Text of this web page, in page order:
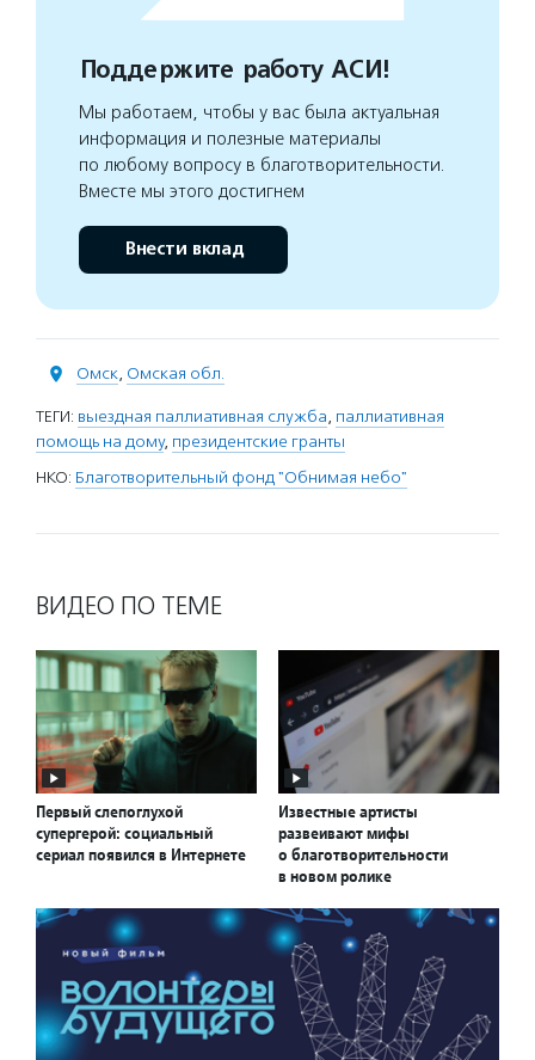
Поддержите работу АСИ!
Мы работаем, чтобы у вас была актуальная
информация и полезные материалы
по любому вопросу в благотворительности.
Вместе мы этого достигнем
Внести вклад
Омск, Омская обл.
ТЕГИ: выездная паллиативная служба, паллиативная
помощь на дому, президентские гранты
НКО: Благотворительный фонд "Обнимая небо"
ВИДЕО ПО ТЕМЕ
Первый слепоглухой
супергерой: социальный
сериал появился в Интернете
Известные артисты
развеивают мифы
о благотворительности
в новом ролике